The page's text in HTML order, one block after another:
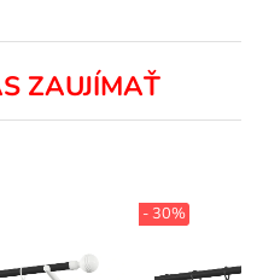
ZAUJÍMAŤ
- 30%